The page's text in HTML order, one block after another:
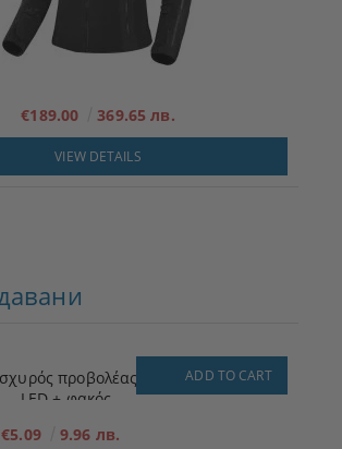
€189.00 369.65 лв.
VIEW DETAILS
προβολέας
LED + φακός
€5.09
9.96 лв.
ADD TO CART